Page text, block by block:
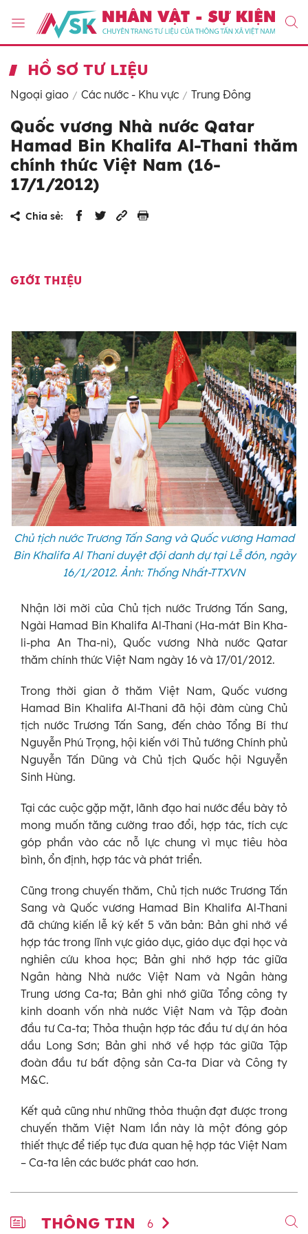
HỒ SƠ TƯ LIỆU
Ngoại giao Các nước - Khu vực Trung Đông
Quốc vương Nhà nước Qatar
Hamad Bin Khalifa Al-Thani thăm
chính thức Việt Nam (16-
17/1/2012)
Chia sẻ:
GIỚI THIỆU
Chủ tịch nước Trương Tấn Sang và Quốc vương Hamad
Bin Khalifa Al Thani duyệt đội danh dự tại Lễ đón, ngày
16/1/2012. Ảnh: Thống Nhất-TTXVN
Nhận lời mời của Chủ tịch nước Trương Tấn Sang,
Ngài Hamad Bin Khalifa Al-Thani (Ha-mát Bin Kha-
li-pha An Tha-ni), Quốc vương Nhà nước Qatar
thăm chính thức Việt Nam ngày 16 và 17/01/2012.
Trong thời gian ở thăm Việt Nam, Quốc vương
Hamad Bin Khalifa Al-Thani đã hội đàm cùng Chủ
tịch nước Trương Tấn Sang, đến chào Tổng Bí thư
Nguyễn Phú Trọng, hội kiến với Thủ tướng Chính phủ
Nguyễn Tấn Dũng và Chủ tịch Quốc hội Nguyễn
Sinh Hùng.
Tại các cuộc gặp mặt, lãnh đạo hai nước đều bày tỏ
mong muốn tăng cường trao đổi, hợp tác, tích cực
góp phần vào các nỗ lực chung vì mục tiêu hòa
bình, ổn định, hợp tác và phát triển.
Cũng trong chuyến thăm, Chủ tịch nước Trương Tấn
Sang và Quốc vương Hamad Bin Khalifa Al-Thani
đã chứng kiến lễ ký kết 5 văn bản: Bản ghi nhớ về
hợp tác trong lĩnh vực giáo dục, giáo dục đại học và
nghiên cứu khoa học; Bản ghi nhớ hợp tác giữa
Ngân hàng Nhà nước Việt Nam và Ngân hàng
Trung ương Ca-ta; Bản ghi nhớ giữa Tổng công ty
kinh doanh vốn nhà nước Việt Nam và Tập đoàn
đầu tư Ca-ta; Thỏa thuận hợp tác đầu tư dự án hóa
dầu Long Sơn; Bản ghi nhớ về hợp tác giữa Tập
đoàn đầu tư bất động sản Ca-ta Diar và Công ty
M&C.
Kết quả cũng như những thỏa thuận đạt được trong
chuyến thăm Việt Nam lần này là một đóng góp
thiết thực để tiếp tục đưa quan hệ hợp tác Việt Nam
– Ca-ta lên các bước phát cao hơn.
THÔNG TIN 6